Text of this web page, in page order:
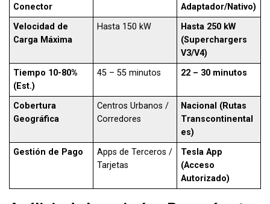
Conector
Adaptador/Nativo)
Velocidad de
Carga Máxima
Hasta 150 kW
Hasta 250 kW
(Superchargers
V3/V4)
Tiempo 10-80%
(Est.)
45 – 55 minutos 22 – 30 minutos
Cobertura
Geográfica
Centros Urbanos /
Corredores
Nacional (Rutas
Transcontinental
es)
Gestión de Pago
Apps de Terceros /
Tarjetas
Tesla App
(Acceso
Autorizado)